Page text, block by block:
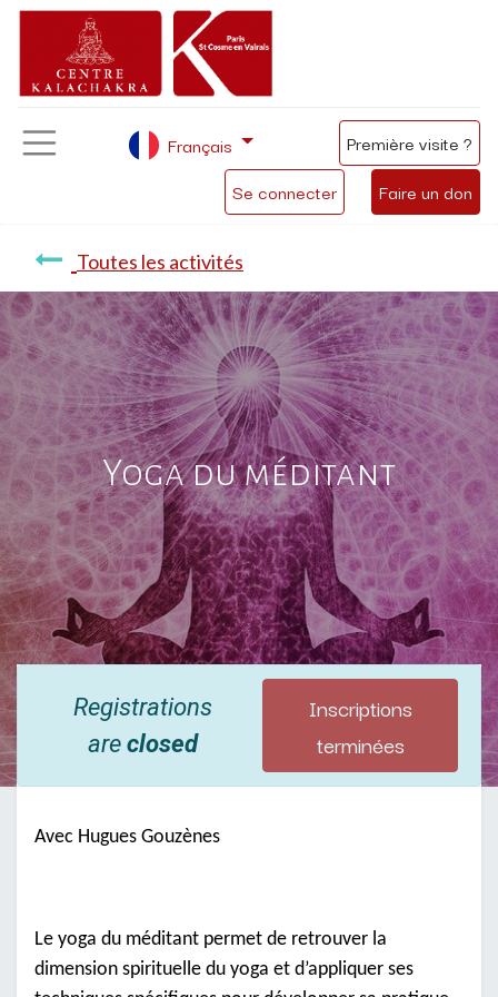
Se connecter Faire un don
Français Première visite ?
Toutes les activités
Yoga du méditant
Registrations
areclosed
Inscriptions
terminées
Avec Hugues Gouzènes
Le yoga du méditant permet de retrouver la
dimension spirituelle du yoga et d’appliquer ses